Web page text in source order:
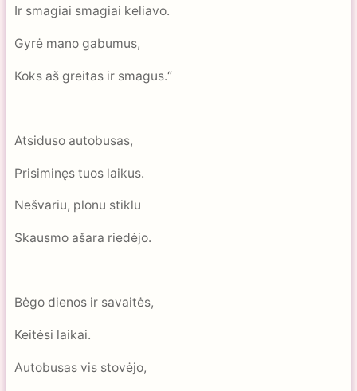
Ir smagiai smagiai keliavo.
Gyrė mano gabumus,
Koks aš greitas ir smagus.“
Atsiduso autobusas,
Prisiminęs tuos laikus.
Nešvariu, plonu stiklu
Skausmo ašara riedėjo.
Bėgo dienos ir savaitės,
Keitėsi laikai.
Autobusas vis stovėjo,